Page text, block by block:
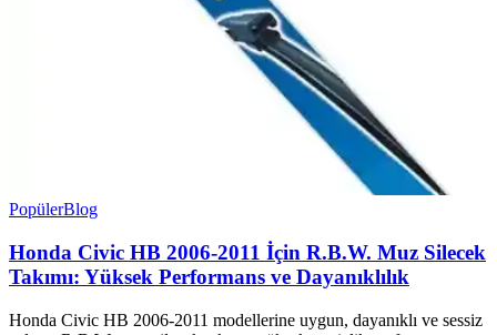
PopülerBlog
Honda Civic HB 2006-2011 İçin R.B.W. Muz Silecek
Takımı: Yüksek Performans ve Dayanıklılık
Honda Civic HB 2006-2011 modellerine uygun, dayanıklı ve sessiz